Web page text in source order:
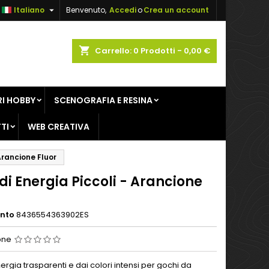
Benvenuto, AccedioCrea un account
Italiano 
shopping_cart Carrello: 0 Prodotti - 0,00 €
HOBBY SCENOGRAFIA E RESINA
WEB CREATIVA
Fluor
Energia Piccoli - Arancione
8436554363902ES
trasparenti e dai colori intensi per gochi da